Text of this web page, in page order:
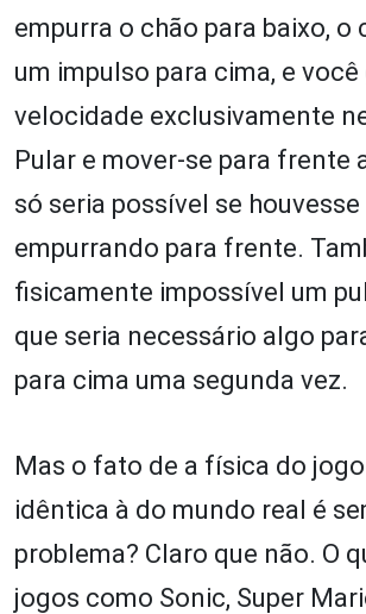
empurra o chão para baixo, o
um impulso para cima, e
velocidade exclusivamente
Pular e mover-se para frente
só seria possível se
empurrando para frente.
fisicamente impossível um
que seria necessário algo
para cima uma segunda vez.
Mas o fato de a física do
idêntica à do mundo real é
problema? Claro que não. O
jogos como Sonic, Super